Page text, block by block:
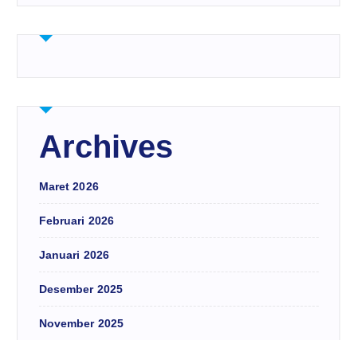
Archives
Maret 2026
Februari 2026
Januari 2026
Desember 2025
November 2025